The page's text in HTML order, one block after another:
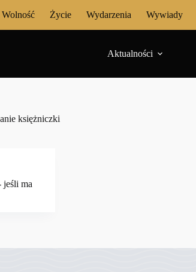
Wolność Życie Wydarzenia Wywiady
Aktualności
księżniczki
jeśli ma